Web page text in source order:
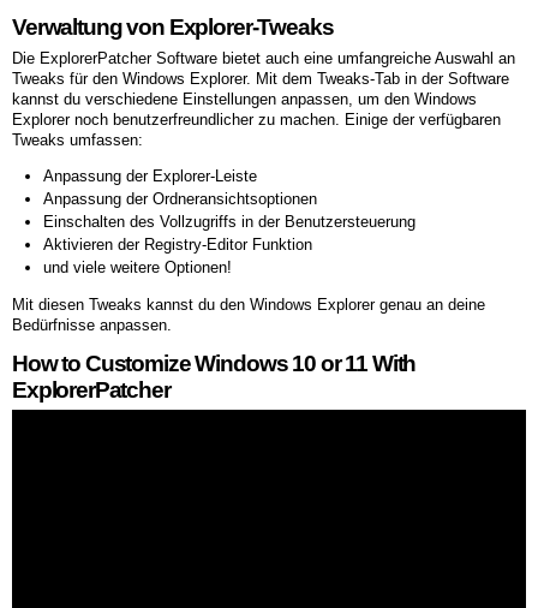
Verwaltung von Explorer-Tweaks
Die ExplorerPatcher Software bietet auch eine umfangreiche Auswahl an
Tweaks für den Windows Explorer. Mit dem Tweaks-Tab in der Software
kannst du verschiedene Einstellungen anpassen, um den Windows
Explorer noch benutzerfreundlicher zu machen. Einige der verfügbaren
Tweaks umfassen:
Anpassung der Explorer-Leiste
Anpassung der Ordneransichtsoptionen
Einschalten des Vollzugriffs in der Benutzersteuerung
Aktivieren der Registry-Editor Funktion
und viele weitere Optionen!
Mit diesen Tweaks kannst du den Windows Explorer genau an deine
Bedürfnisse anpassen.
How to Customize Windows 10 or 11 With
ExplorerPatcher